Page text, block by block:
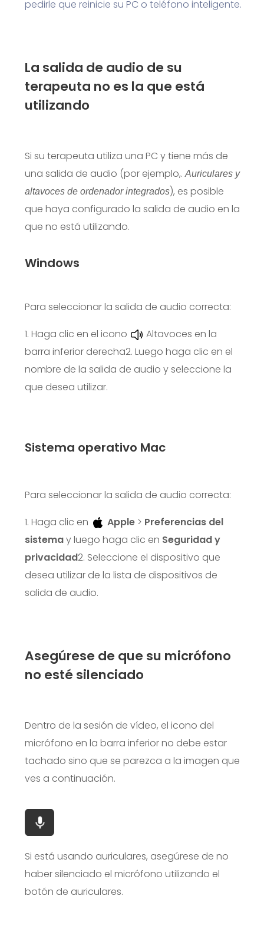
pedirle que reinicie su PC o teléfono inteligente.
La salida de audio de su
terapeuta no es la que está
utilizando
Si su terapeuta utiliza una PC y tiene más de
una salida de audio (por ejemplo,.Auriculares y
altavoces de ordenador integrados), es posible
que haya configurado la salida de audio en la
que no está utilizando.
Windows
Para seleccionar la salida de audio correcta:
1. Haga clic en el icono
Altavoces en la
barra inferior derecha2. Luego haga clic en el
nombre de la salida de audio y seleccione la
que desea utilizar.
Sistema operativo Mac
Para seleccionar la salida de audio correcta:
1. Haga clic en
Apple > Preferencias del
sistemay luego haga clic en Seguridad y
privacidad2. Seleccione el dispositivo que
desea utilizar de la lista de dispositivos de
salida de audio.
Asegúrese de que su micrófono
no esté silenciado
Dentro de la sesión de vídeo, el icono del
micrófono en la barra inferior no debe estar
tachado sino que se parezca a la imagen que
ves a continuación.
Si está usando auriculares, asegúrese de no
haber silenciado el micrófono utilizando el
botón de auriculares.